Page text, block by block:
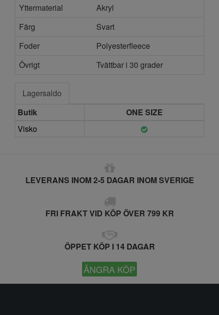
Yttermaterial
Akryl
Färg
Svart
Foder
Polyesterfleece
Övrigt
Tvättbar i 30 grader
Lagersaldo
Butik
ONE SIZE
Visko
LEVERANS INOM 2-5 DAGAR INOM SVERIGE
FRI FRAKT VID KÖP ÖVER 799 KR
ÖPPET KÖP I 14 DAGAR
ÅNGRA KÖP